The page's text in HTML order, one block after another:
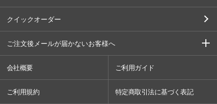
クイックオーダー
ご注文後メールが届かないお客様へ
会社概要 ご利用ガイド
ご利用規約 特定商取引法に基づく表記